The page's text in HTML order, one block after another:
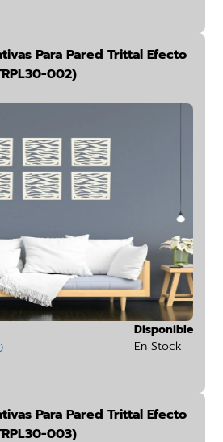
Para Pared Trittal Efecto
002)
Disponible
En Stock
Para Pared Trittal Efecto
003)